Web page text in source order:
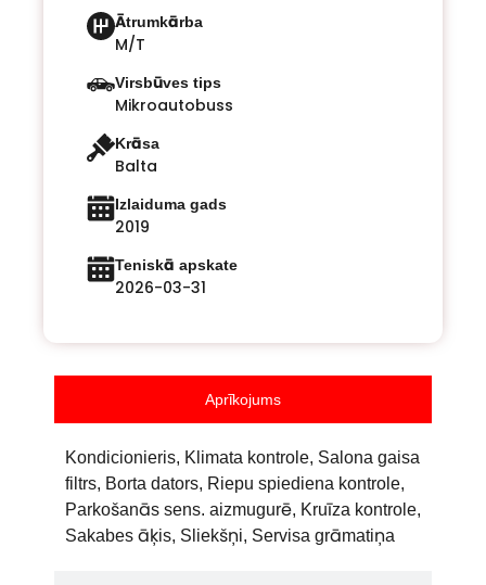
Ātrumkārba
M/T
Virsbūves tips
Mikroautobuss
Krāsa
Balta
Izlaiduma gads
2019
Teniskā apskate
2026-03-31
Aprīkojums
Kondicionieris, Klimata kontrole, Salona gaisa
filtrs, Borta dators, Riepu spiediena kontrole,
Parkošanās sens. aizmugurē, Kruīza kontrole,
Sakabes āķis, Sliekšņi, Servisa grāmatiņa